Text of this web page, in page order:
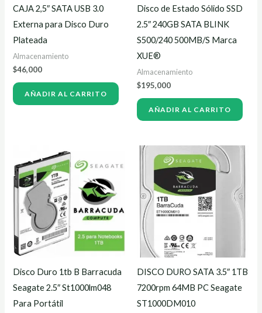
CAJA 2,5″ SATA USB 3.0
Externa para Disco Duro
Plateada
Almacenamiento
$46,000
AÑADIR AL CARRITO
Disco de Estado Sólido SSD
2.5″ 240GB SATA BLINK
S500/240 500MB/S Marca
XUE®
Almacenamiento
$195,000
AÑADIR AL CARRITO
Disco Duro 1tb B Barracuda
Seagate 2.5″ St1000lm048
Para Portátil
DISCO DURO SATA 3.5″ 1TB
7200rpm 64MB PC Seagate
ST1000DM010